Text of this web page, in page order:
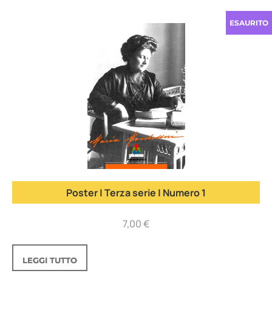
ESAURITO
Poster | Terza serie | Numero 1
7,00€
LEGGI TUTTO